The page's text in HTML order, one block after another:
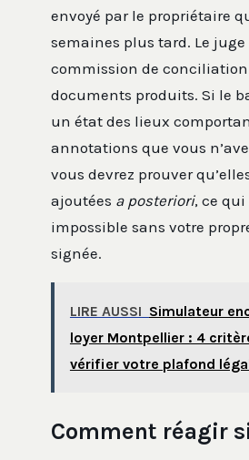
envoyé par le propriétaire
semaines plus tard. Le juge
commission de conciliation
documents produits. Si le
un état des lieux
annotations que vous
vous devrez prouver
ajoutées a posteriori, ce qui
impossible sans votre
signée.
LIRE AUSSI Simulateur
loyer Montpellier : 4
vérifier votre plafond
Comment réagir